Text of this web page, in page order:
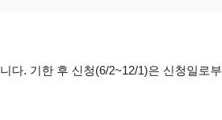
다. 기한 후 신청(6/2~12/1)은 신청일로부